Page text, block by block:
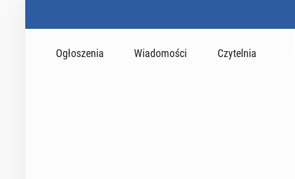
Ogłoszenia Wiadomości Czytelnia